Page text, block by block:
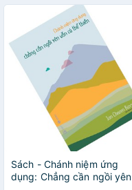
Sách - Chánh niệm ứng
dụng: Chẳng cần ngồi yên